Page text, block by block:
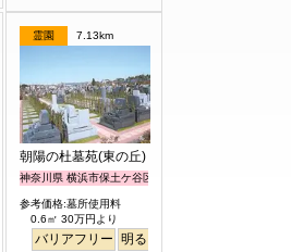
霊園 7.13km
朝陽の杜墓苑(東の丘)
神奈川県 横浜市保土ケ谷区
参考価格:墓所使用料
0.6㎡ 30万円より
バリアフリー 明るい